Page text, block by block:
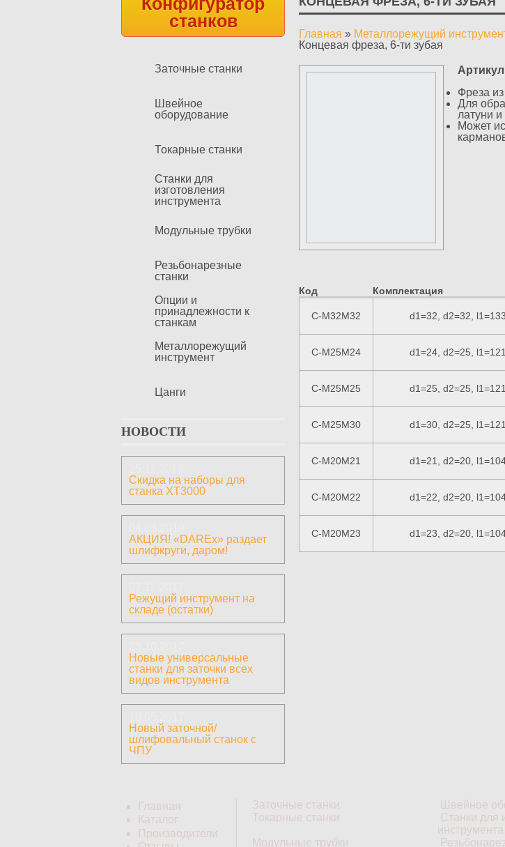
станков
Заточные станки
Швейное
оборудование
Токарные станки
Станки для
изготовления
инструмента
Модульные трубки
Резьбонарезные
станки
Опции и
принадлежности к
станкам
Металлорежущий
инструмент
Цанги
НОВОСТИ
Скидка на наборы для
станка ХТ3000
АКЦИЯ! «DAREx» раздает
шлифкруги, даром!
Режущий инструмент на
складе (остатки)
Новые универсальные
станки для заточки всех
видов инструмента
Новый заточной/
шлифовальный станок с
ЧПУ
Вы здесь
Главная » Металлорежущий
Концевая фреза, 6-ти зубая
Фреза
Для
латуни и
Может
Код Комплектация
C-M32M32 d1=32, d2=32,
C-M25M24 d1=24, d2=25,
C-M25M25 d1=25, d2=25,
C-M25M30 d1=30, d2=25,
C-M20M21 d1=21, d2=20,
C-M20M22 d1=22, d2=20,
C-M20M23 d1=23, d2=20,
Главная
Каталог
Производители
Заточные станки
Швейное
Токарные станки
Станки для
инструмента
Модульные трубки